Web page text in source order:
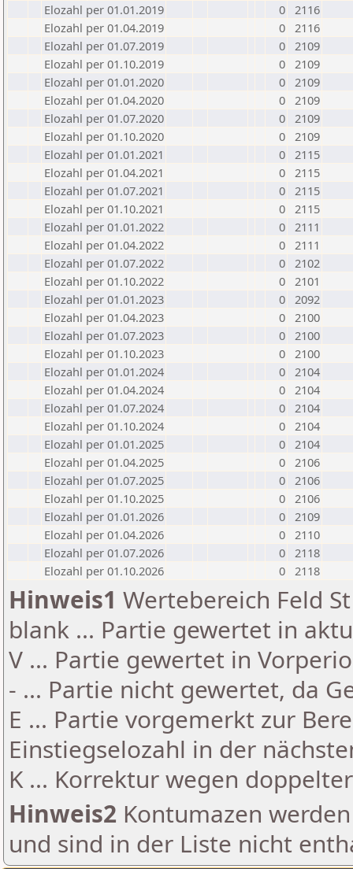
Elozahl per 01.01.2019
0 2116
Elozahl per 01.04.2019
0 2116
Elozahl per 01.07.2019
0 2109
Elozahl per 01.10.2019
0 2109
Elozahl per 01.01.2020
0 2109
Elozahl per 01.04.2020
0 2109
Elozahl per 01.07.2020
0 2109
Elozahl per 01.10.2020
0 2109
Elozahl per 01.01.2021
0 2115
Elozahl per 01.04.2021
0 2115
Elozahl per 01.07.2021
0 2115
Elozahl per 01.10.2021
0 2115
Elozahl per 01.01.2022
0 2111
Elozahl per 01.04.2022
0 2111
Elozahl per 01.07.2022
0 2102
Elozahl per 01.10.2022
0 2101
Elozahl per 01.01.2023
0 2092
Elozahl per 01.04.2023
0 2100
Elozahl per 01.07.2023
0 2100
Elozahl per 01.10.2023
0 2100
Elozahl per 01.01.2024
0 2104
Elozahl per 01.04.2024
0 2104
Elozahl per 01.07.2024
0 2104
Elozahl per 01.10.2024
0 2104
Elozahl per 01.01.2025
0 2104
Elozahl per 01.04.2025
0 2106
Elozahl per 01.07.2025
0 2106
Elozahl per 01.10.2025
0 2106
Elozahl per 01.01.2026
0 2109
Elozahl per 01.04.2026
0 2110
Elozahl per 01.07.2026
0 2118
Elozahl per 01.10.2026
0 2118
Hinweis1 Wertebereich Feld
blank ... Partie gewertet in
V ... Partie gewertet in
- ... Partie nicht gewertet, da
E ... Partie vorgemerkt zur
Einstiegselozahl in der
K ... Korrektur wegen
Hinweis2 Kontumazen
und sind in der Liste nicht